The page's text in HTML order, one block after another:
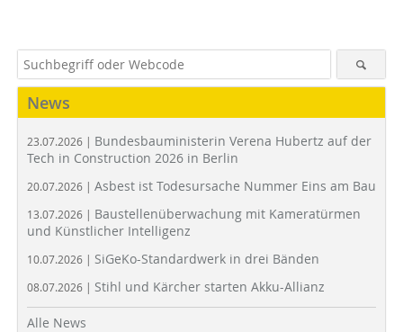
News
23.07.2026 | Bundesbauministerin Verena Hubertz auf der
Tech in Construction 2026 in Berlin
20.07.2026 | Asbest ist Todesursache Nummer Eins am Bau
13.07.2026 | Baustellenüberwachung mit Kameratürmen
und Künstlicher Intelligenz
10.07.2026 | SiGeKo-Standardwerk in drei Bänden
08.07.2026 | Stihl und Kärcher starten Akku-Allianz
Alle News